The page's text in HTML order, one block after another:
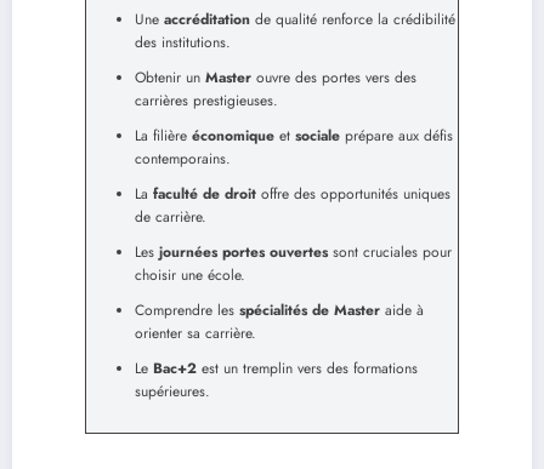
Une accréditation de qualité renforce la crédibilité
des institutions.
Obtenir un Master ouvre des portes vers des
carrières prestigieuses.
La filière économique et sociale prépare aux défis
contemporains.
La faculté de droit offre des opportunités uniques
de carrière.
Les journées portes ouvertessont cruciales pour
choisir une école.
Comprendre les spécialités de Master aide à
orienter sa carrière.
Le Bac+2 est un tremplin vers des formations
supérieures.